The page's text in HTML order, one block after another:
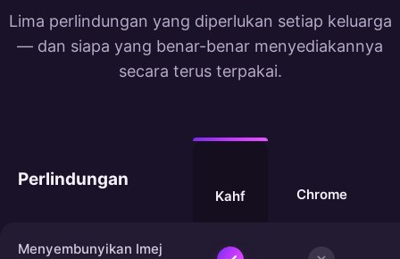
Lima perlindungan yang diperlukan setiap keluarga
— dan siapa yang benar-benar menyediakannya
secara terus terpakai.
Perlindungan
Kahf Chrome
Menyembunyikan Imej